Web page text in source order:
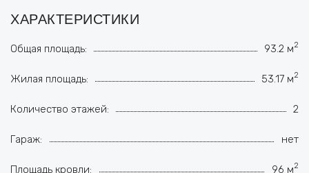
ХАРАКТЕРИСТИКИ
Общая площадь: 93.2 м2
Жилая площадь: 53.17 м2
Количество этажей: 2
Гараж: нет
Площадь кровли: 96 м2